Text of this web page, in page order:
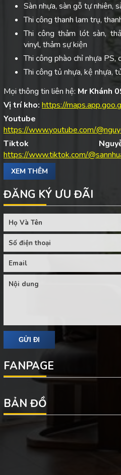
Sàn nhựa, sàn gỗ tự nhiên,
Thi công thanh lam trụ,
Thi công thảm lót sàn,
vinyl, thảm sự kiện
Thi công phào chỉ nhựa PS,
Thi công tủ nhựa, kệ nhựa,
Mọi thông tin liên hệ: Mr Khánh
Vị trí kho: https://
https://www.youtube.com/
Tiktok
https://www.tiktok.com/
XEM THÊM
ĐĂNG KÝ ƯU ĐÃI
FANPAGE
BẢN ĐỒ